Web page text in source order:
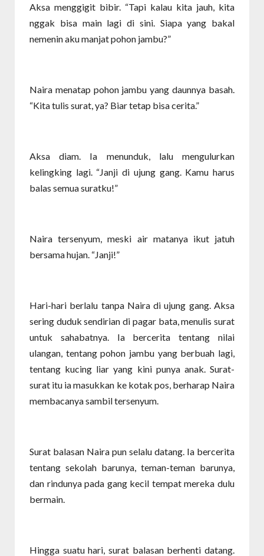
Aksa menggigit bibir. “Tapi kalau kita jauh, kita
nggak bisa main lagi di sini. Siapa yang bakal
nemenin aku manjat pohon jambu?”
Naira menatap pohon jambu yang daunnya basah.
“Kita tulis surat, ya? Biar tetap bisa cerita.”
Aksa diam. Ia menunduk, lalu mengulurkan
kelingking lagi. “Janji di ujung gang. Kamu harus
balas semua suratku!”
Naira tersenyum, meski air matanya ikut jatuh
bersama hujan. “Janji!”
Hari-hari berlalu tanpa Naira di ujung gang. Aksa
sering duduk sendirian di pagar bata, menulis surat
untuk sahabatnya. Ia bercerita tentang nilai
ulangan, tentang pohon jambu yang berbuah lagi,
tentang kucing liar yang kini punya anak. Surat-
surat itu ia masukkan ke kotak pos, berharap Naira
membacanya sambil tersenyum.
Surat balasan Naira pun selalu datang. Ia bercerita
tentang sekolah barunya, teman-teman barunya,
dan rindunya pada gang kecil tempat mereka dulu
bermain.
Hingga suatu hari, surat balasan berhenti datang.